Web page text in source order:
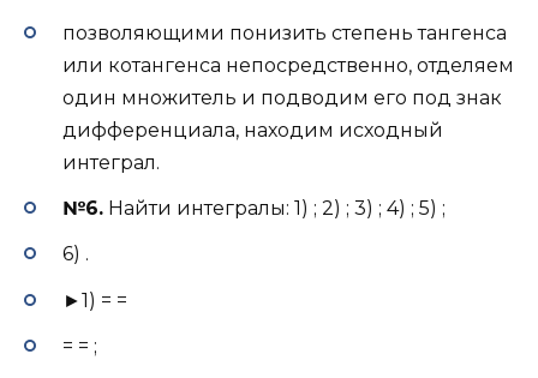
позволяющими понизить степень тангенса
или котангенса непосредственно, отделяем
один множитель и подводим его под знак
дифференциала, находим исходный
интеграл.
№6. Найти интегралы: 1) ; 2) ; 3) ; 4) ; 5) ;
6) .
►1) = =
= = ;